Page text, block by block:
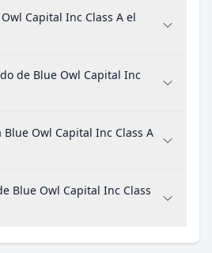
Capital Inc Class A el
de Blue Owl Capital Inc
Owl Capital Inc Class A
Blue Owl Capital Inc Class